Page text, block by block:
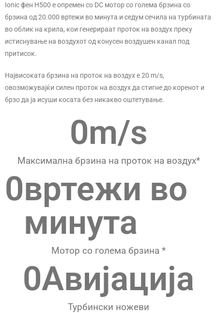
Ionic фен H500 е опремен со DC мотор со голема брзина со
брзина од 20.000 вртежи во минута и седум сечила на турбината
во облик на крила, кои генерираат проток на воздух преку
истиснување на воздухот од конусен воздушен канал под
притисок.
Највисоката брзина на проток на воздух е 20 m/s,
овозможувајќи силен проток на воздух да стигне до коренот и
брзо да ја исуши косата без никакво оштетување.
Максимална брзина на проток на воздух*
0m/s
Мотор со голема брзина *
0вртежи во
минута
Турбински ножеви
0Авијација